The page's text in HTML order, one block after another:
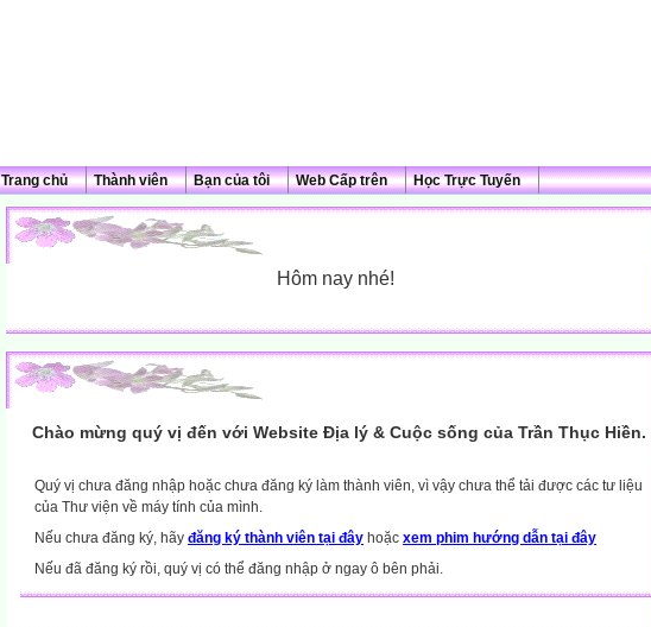
Trang chủ Thành viên Bạn của tôi Web Cấp trên Học Trực Tuyến
Hôm nay nhé!
Chào mừng quý vị đến với Website Địa lý & Cuộc sống của Trần Thục Hiền.
Quý vị chưa đăng nhập hoặc chưa đăng ký làm thành viên, vì vậy chưa thể tải được các tư liệu
của Thư viện về máy tính của mình.
Nếu chưa đăng ký, hãy đăng ký thành viên tại đây hoặc xem phim hướng dẫn tại đây
Nếu đã đăng ký rồi, quý vị có thể đăng nhập ở ngay ô bên phải.